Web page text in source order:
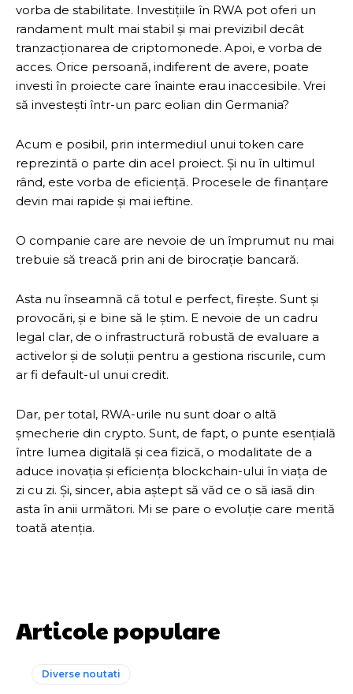
vorba de stabilitate. Investițiile în RWA pot oferi un
randament mult mai stabil și mai previzibil decât
tranzacționarea de criptomonede. Apoi, e vorba de
acces. Orice persoană, indiferent de avere, poate
investi în proiecte care înainte erau inaccesibile. Vrei
să investești într-un parc eolian din Germania?
Acum e posibil, prin intermediul unui token care
reprezintă o parte din acel proiect. Și nu în ultimul
rând, este vorba de eficiență. Procesele de finanțare
devin mai rapide și mai ieftine.
O companie care are nevoie de un împrumut nu mai
trebuie să treacă prin ani de birocrație bancară.
Asta nu înseamnă că totul e perfect, firește. Sunt și
provocări, și e bine să le știm. E nevoie de un cadru
legal clar, de o infrastructură robustă de evaluare a
activelor și de soluții pentru a gestiona riscurile, cum
ar fi default-ul unui credit.
Dar, per total, RWA-urile nu sunt doar o altă
șmecherie din crypto. Sunt, de fapt, o punte esențială
între lumea digitală și cea fizică, o modalitate de a
aduce inovația și eficiența blockchain-ului în viața de
zi cu zi. Și, sincer, abia aștept să văd ce o să iasă din
asta în anii următori. Mi se pare o evoluție care merită
toată atenția.
Articole populare
Diverse noutati